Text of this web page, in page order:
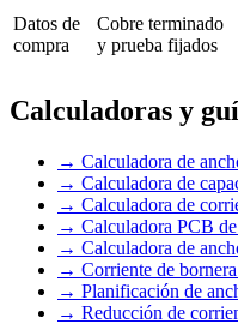
Datos de
compra
Cobre terminado
y prueba fijados
Calculadoras y
→ Calculadora de
→ Calculadora de
→ Calculadora de
→ Calculadora PCB
→ Calculadora de
→ Corriente de
→ Planificación de
→ Reducción de